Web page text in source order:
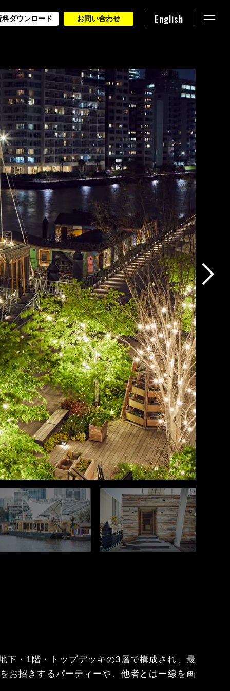
料ダウンロード お問い合わせ English
下・1階・トップデッキの3層で構成され、最
お招きするパーティーや、他者とは一線を画